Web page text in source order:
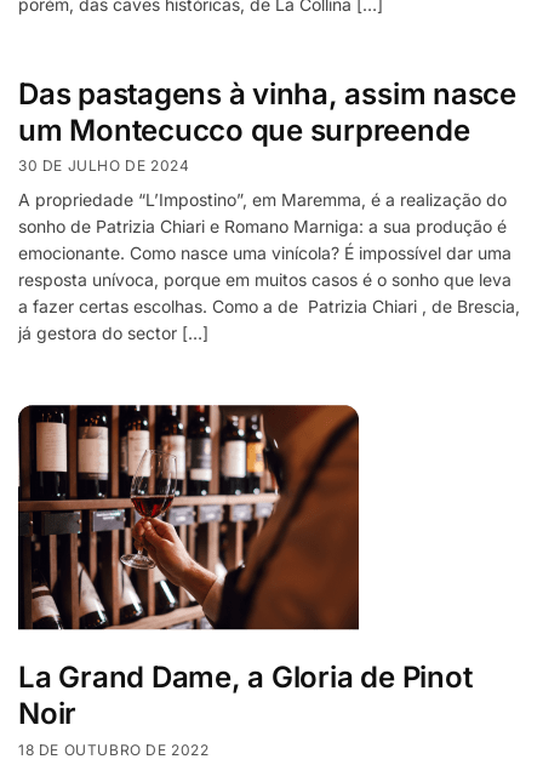
Das pastagens à vinha, assim nasce
um Montecucco que surpreende
30 DE JULHO DE 2024
A propriedade “L’Impostino”, em Maremma, é a realização do
sonho de Patrizia Chiari e Romano Marniga: a sua produção é
emocionante. Como nasce uma vinícola? É impossível dar uma
resposta unívoca, porque em muitos casos é o sonho que leva
a fazer certas escolhas. Como a de Patrizia Chiari , de Brescia,
já gestora do sector […]
La Grand Dame, a Gloria de Pinot
Noir
18 DE OUTUBRO DE 2022